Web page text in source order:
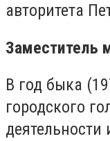
авторитета
Заместитель
В год быка
городского